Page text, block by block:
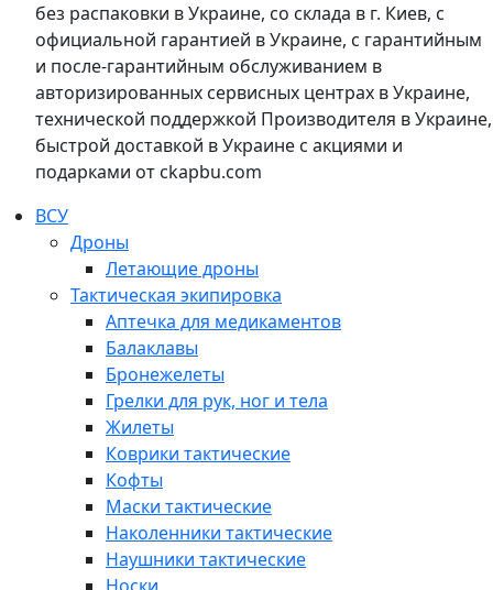
без распаковки в Украине, со склада в г. Киев, с
официальной гарантией в Украине, с гарантийным
и после-гарантийным обслуживанием в
авторизированных сервисных центрах в Украине,
технической поддержкой Производителя в Украине,
быстрой доставкой в Украине с акциями и
подарками от ckapbu.com
ВСУ
Дроны
Летающие дроны
Тактическая экипировка
Аптечка для медикаментов
Балаклавы
Бронежелеты
Грелки для рук, ног и тела
Жилеты
Коврики тактические
Кофты
Маски тактические
Наколенники тактические
Наушники тактические